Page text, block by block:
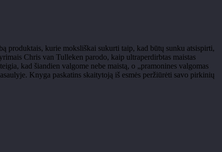
produktais, kurie moksliškai sukurti taip, kad būtų sunku atsispirti,
Chris van Tulleken parodo, kaip ultraperdirbtas maistas
kad šiandien valgome nebe maistą, o „pramonines valgomas
Knyga paskatins skaitytoją iš esmės peržiūrėti savo pirkinių